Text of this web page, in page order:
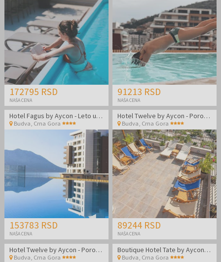
172795 RSD
NAŠA CENA
91213 RSD
NAŠA CENA
Hotel Fagus by Aycon - Leto udvoje u Budvi
Budva, Crna Gora
153783 RSD
NAŠA CENA
Hotel Twelve by Aycon - Porodično leto
Budva, Crna Gora
89244 RSD
NAŠA CENA
Hotel Twelve by Aycon - Porodično leto
Budva, Crna Gora
Boutique Hotel Tate by Aycon - Porodično leto u Budvi
Budva, Crna Gora